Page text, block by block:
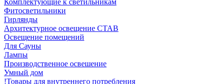
Комплектующие к светильникам
Фитосветильники
Гирлянды
Архитектурное освещение СТАВ
Освещение помещений
Для Сауны
Лампы
Производственное освешение
Умный дом
!Товары для внутреннего потребления